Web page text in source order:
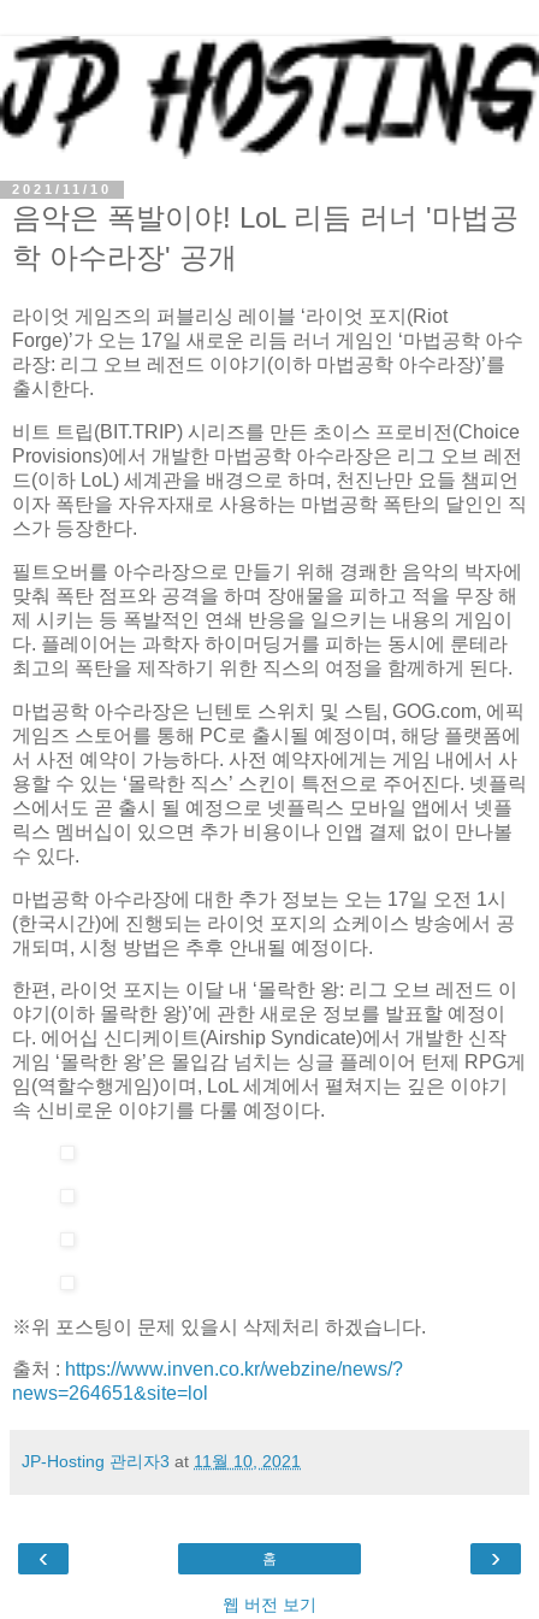
2021/11/10
음악은 폭발이야! LoL 리듬 러너 '마법공
학 아수라장' 공개
라이엇 게임즈의 퍼블리싱 레이블 ‘라이엇 포지(Riot
Forge)’가 오는 17일 새로운 리듬 러너 게임인 ‘마법공학 아수
라장: 리그 오브 레전드 이야기(이하 마법공학 아수라장)’를
출시한다.
비트 트립(BIT.TRIP) 시리즈를 만든 초이스 프로비전(Choice
Provisions)에서 개발한 마법공학 아수라장은 리그 오브 레전
드(이하 LoL) 세계관을 배경으로 하며, 천진난만 요들 챔피언
이자 폭탄을 자유자재로 사용하는 마법공학 폭탄의 달인인 직
스가 등장한다.
필트오버를 아수라장으로 만들기 위해 경쾌한 음악의 박자에
맞춰 폭탄 점프와 공격을 하며 장애물을 피하고 적을 무장 해
제 시키는 등 폭발적인 연쇄 반응을 일으키는 내용의 게임이
다. 플레이어는 과학자 하이머딩거를 피하는 동시에 룬테라
최고의 폭탄을 제작하기 위한 직스의 여정을 함께하게 된다.
마법공학 아수라장은 닌텐토 스위치 및 스팀, GOG.com, 에픽
게임즈 스토어를 통해 PC로 출시될 예정이며, 해당 플랫폼에
서 사전 예약이 가능하다. 사전 예약자에게는 게임 내에서 사
용할 수 있는 ‘몰락한 직스’ 스킨이 특전으로 주어진다. 넷플릭
스에서도 곧 출시 될 예정으로 넷플릭스 모바일 앱에서 넷플
릭스 멤버십이 있으면 추가 비용이나 인앱 결제 없이 만나볼
수 있다.
마법공학 아수라장에 대한 추가 정보는 오는 17일 오전 1시
(한국시간)에 진행되는 라이엇 포지의 쇼케이스 방송에서 공
개되며, 시청 방법은 추후 안내될 예정이다.
한편, 라이엇 포지는 이달 내 ‘몰락한 왕: 리그 오브 레전드 이
야기(이하 몰락한 왕)’에 관한 새로운 정보를 발표할 예정이
다. 에어십 신디케이트(Airship Syndicate)에서 개발한 신작
게임 ‘몰락한 왕’은 몰입감 넘치는 싱글 플레이어 턴제 RPG게
임(역할수행게임)이며, LoL 세계에서 펼쳐지는 깊은 이야기
속 신비로운 이야기를 다룰 예정이다.
※위 포스팅이 문제 있을시 삭제처리 하겠습니다.
출처 : https://www.inven.co.kr/webzine/news/?
news=264651&site=lol
JP-Hosting 관리자3 at 11월 10, 2021
‹ ›
홈
웹 버전 보기